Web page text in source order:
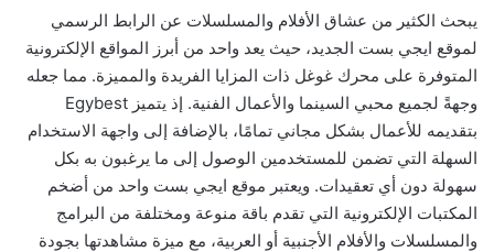
يبحث الكثير من عشاق الأفلام والمسلسلات عن الرابط الرسمي
لموقع ايجي بست الجديد، حيث يعد واحد من أبرز المواقع الإلكترونية
المتوفرة على محرك غوغل ذات المزايا الفريدة والمميزة. مما جعله
وجهةً لجميع محبي السينما والأعمال الفنية. إذ يتميز Egybest
بتقديمه للأعمال بشكل مجاني تمامًا، بالإضافة إلى واجهة الاستخدام
السهلة التي تضمن للمستخدمين الوصول إلى ما يرغبون به بكل
سهولة دون أي تعقيدات. ويعتبر موقع ايجي بست واحد من أضخم
المكتبات الإلكترونية التي تقدم باقة منوعة ومختلفة من البرامج
والمسلسلات والأفلام الأجنبية أو العربية، مع ميزة مشاهدتها بجودة